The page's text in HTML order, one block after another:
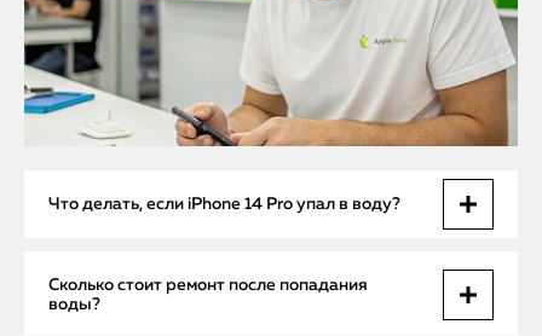
Что делать, если iPhone 14 Pro упал в воду?
включать, и вызовите мастера для диагностики и очистки
Сколько стоит ремонт после попадания
воды?